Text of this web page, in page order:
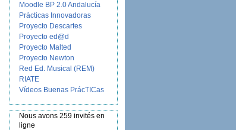
Moodle BP 2.0 Andalucía
Prácticas Innovadoras
Proyecto Descartes
Proyecto ed@d
Proyecto Malted
Proyecto Newton
Red Ed. Musical (REM)
RIATE
Vídeos Buenas PrácTICas
Nous avons 259 invités en
ligne